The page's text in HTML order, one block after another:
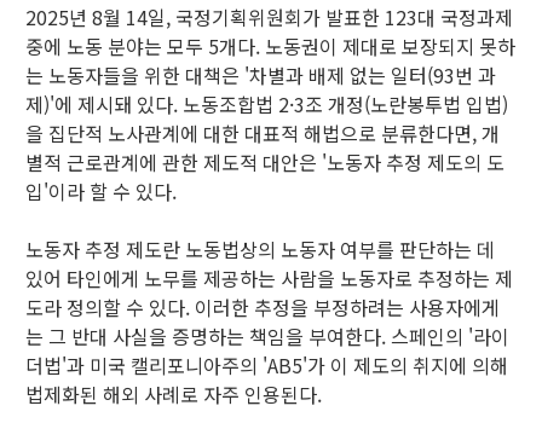
2025년 8월 14일, 국정기획위원회가 발표한 123대 국정과제
중에 노동 분야는 모두 5개다. 노동권이 제대로 보장되지 못하
는 노동자들을 위한 대책은 '차별과 배제 없는 일터(93번 과
제)'에 제시돼 있다. 노동조합법 2·3조 개정(노란봉투법 입법)
을 집단적 노사관계에 대한 대표적 해법으로 분류한다면, 개
별적 근로관계에 관한 제도적 대안은 '노동자 추정 제도의 도
입'이라 할 수 있다.
노동자 추정 제도란 노동법상의 노동자 여부를 판단하는 데
있어 타인에게 노무를 제공하는 사람을 노동자로 추정하는 제
도라 정의할 수 있다. 이러한 추정을 부정하려는 사용자에게
는 그 반대 사실을 증명하는 책임을 부여한다. 스페인의 '라이
더법'과 미국 캘리포니아주의 'AB5'가 이 제도의 취지에 의해
법제화된 해외 사례로 자주 인용된다.